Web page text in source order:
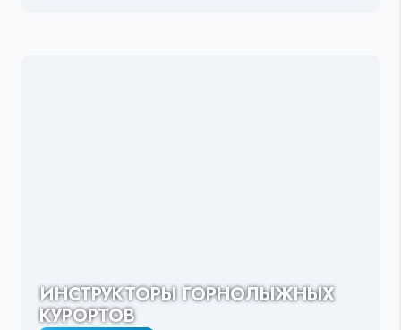
ИНСТРУКТОРЫ ГОРНОЛЫЖНЫХ
КУРОРТОВ